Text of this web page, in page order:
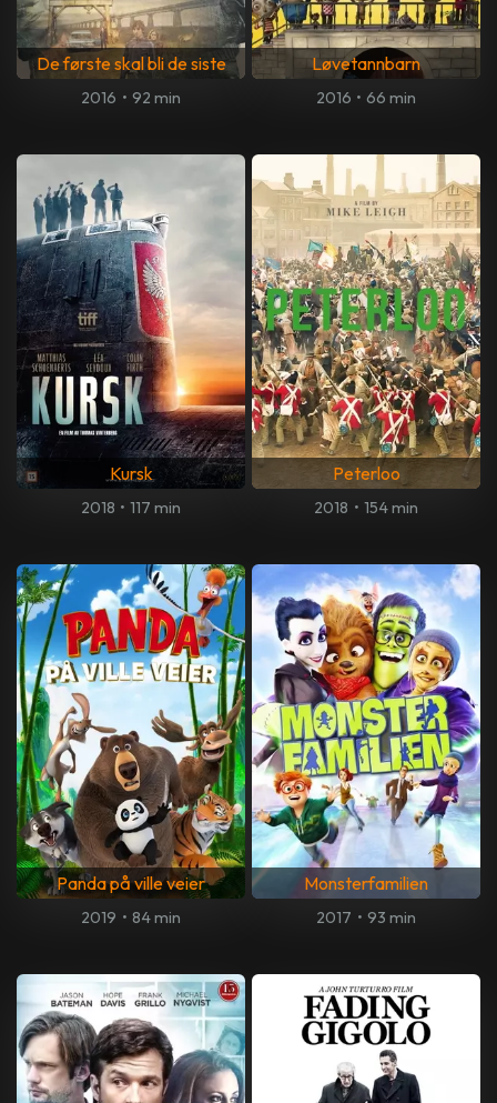
De første skal bli de siste
2016 • 92 min
Løvetannbarn
2016 • 66 min
Kursk
2018 • 117 min
Peterloo
2018 • 154 min
Panda på ville veier
2019 • 84 min
Monsterfamilien
2017 • 93 min